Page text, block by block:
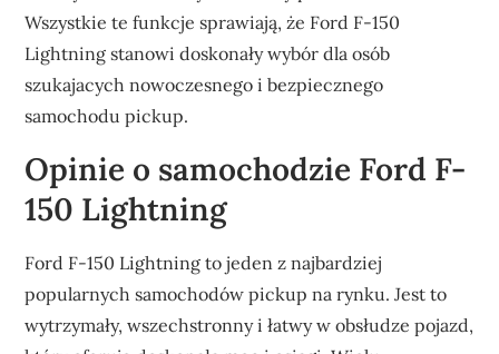
Wszystkie te funkcje sprawiają, że Ford F-150
Lightning stanowi doskonały wybór dla osób
szukajacych nowoczesnego i bezpiecznego
samochodu pickup.
Opinie o samochodzie Ford F-
150 Lightning
Ford F-150 Lightning to jeden z najbardziej
popularnych samochodów pickup na rynku. Jest to
wytrzymały, wszechstronny i łatwy w obsłudze pojazd,